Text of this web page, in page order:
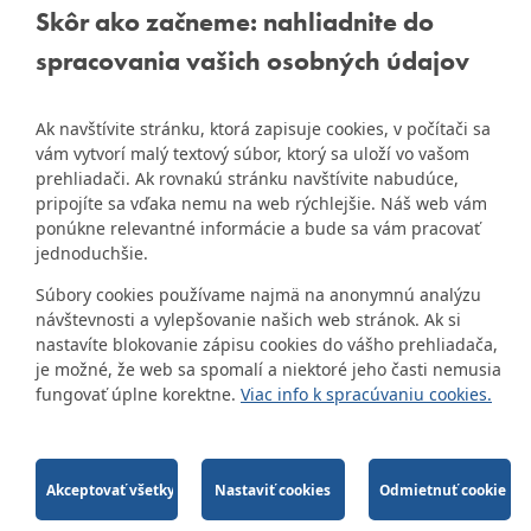
Skôr ako začneme: nahliadnite do
spracovania vašich osobných údajov
Ak navštívite stránku, ktorá zapisuje cookies, v počítači sa
vám vytvorí malý textový súbor, ktorý sa uloží vo vašom
prehliadači. Ak rovnakú stránku navštívite nabudúce,
pripojíte sa vďaka nemu na web rýchlejšie. Náš web vám
ponúkne relevantné informácie a bude sa vám pracovať
jednoduchšie.
Súbory cookies používame najmä na anonymnú analýzu
návštevnosti a vylepšovanie našich web stránok. Ak si
nastavíte blokovanie zápisu cookies do vášho prehliadača,
je možné, že web sa spomalí a niektoré jeho časti nemusia
fungovať úplne korektne. Viac info k spracúvaniu cookies.
miesto v súťažiZlatyErb.sk
o
najlepšiu internetovú stránku
samospráv za rok 2020
IČO: 00603406
DIČ: 2020919120
DPH
Bankové spojenie:
Všeobecná úverová banka,
a.s., Mlynské nivy 1, 829 90
SK31 0200 0000 0000 1012
8032, BIC kód: SUBASKBX
Tvorba web stránok
a redakčný systém
od